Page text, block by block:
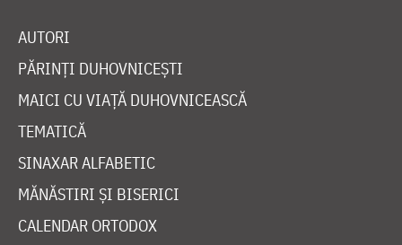
AUTORI
PĂRINȚI DUHOVNICEȘTI
MAICI CU VIAȚĂ DUHOVNICEASCĂ
TEMATICĂ
SINAXAR ALFABETIC
MĂNĂSTIRI ȘI BISERICI
CALENDAR ORTODOX